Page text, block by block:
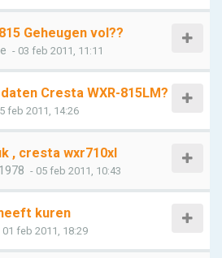
Geheugen vol??
- 03 feb 2011, 11:11
Cresta WXR-815LM?
feb 2011, 14:26
, cresta wxr710xl
- 05 feb 2011, 10:43
kuren
01 feb 2011, 18:29